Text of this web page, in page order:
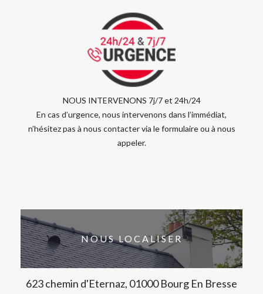
NOUS INTERVENONS 7j/7 et 24h/24
En cas d’urgence, nous intervenons dans l’immédiat,
n’hésitez pas à nous contacter via le formulaire ou à nous
appeler.
NOUS LOCALISER
623 chemin d'Eternaz, 01000 Bourg En Bresse